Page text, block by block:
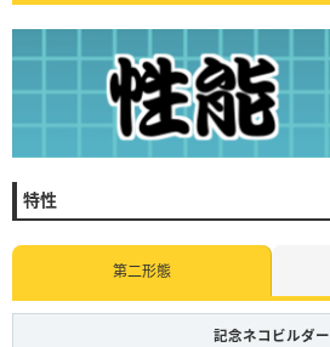
特性
第二形態
記念ネコビルダー